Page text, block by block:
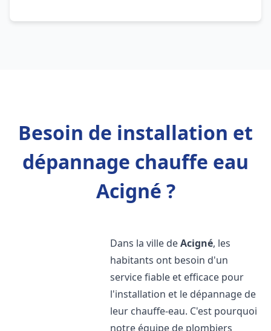
Besoin de installation et
dépannage chauffe eau
Acigné ?
Dans la ville deAcigné, les
habitants ont besoin d'un
service fiable et efficace pour
l'installation et le dépannage de
leur chauffe-eau. C'est pourquoi
notre équipe de plombiers